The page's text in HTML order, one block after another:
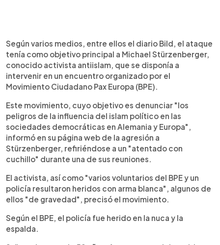
Según varios medios, entre ellos el diario Bild, el ataque
tenía como objetivo principal a Michael Stürzenberger,
conocido activista antiislam, que se disponía a
intervenir en un encuentro organizado por el
Movimiento Ciudadano Pax Europa (BPE).
Este movimiento, cuyo objetivo es denunciar "los
peligros de la influencia del islam político en las
sociedades democráticas en Alemania y Europa",
informó en su página web de la agresión a
Stürzenberger, refiriéndose a un "atentado con
cuchillo" durante una de sus reuniones.
El activista, así como "varios voluntarios del BPE y un
policía resultaron heridos con arma blanca", algunos de
ellos "de gravedad", precisó el movimiento.
Según el BPE, el policía fue herido en la nuca y la
espalda.